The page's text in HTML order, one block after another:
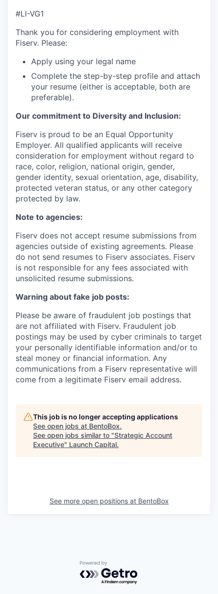
#LI-VG1
Thank you for considering employment with
Fiserv. Please:
Apply using your legal name
Complete the step-by-step profile and attach
your resume (either is acceptable, both are
preferable).
Our commitment to Diversity and Inclusion:
Fiserv is proud to be an Equal Opportunity
Employer. All qualified applicants will receive
consideration for employment without regard to
race, color, religion, national origin, gender,
gender identity, sexual orientation, age, disability,
protected veteran status, or any other category
protected by law.
Note to agencies:
Fiserv does not accept resume submissions from
agencies outside of existing agreements. Please
do not send resumes to Fiserv associates. Fiserv
is not responsible for any fees associated with
unsolicited resume submissions.
Warning about fake job posts:
Please be aware of fraudulent job postings that
are not affiliated with Fiserv. Fraudulent job
postings may be used by cyber criminals to target
your personally identifiable information and/or to
steal money or financial information. Any
communications from a Fiserv representative will
come from a legitimate Fiserv email address.
This job is no longer accepting applications
See open jobs at BentoBox.
See open jobs similar to "Strategic Account
Executive" Launch Capital.
See more open positions at BentoBox
Powered by Getro.com